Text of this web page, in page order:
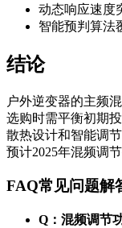
动态响应速度
智能预判算法
结论
户外逆变器的主频
选购时需平衡初期
散热设计和智能调
预计2025年混频调
FAQ常见问题解
Q：混频调节